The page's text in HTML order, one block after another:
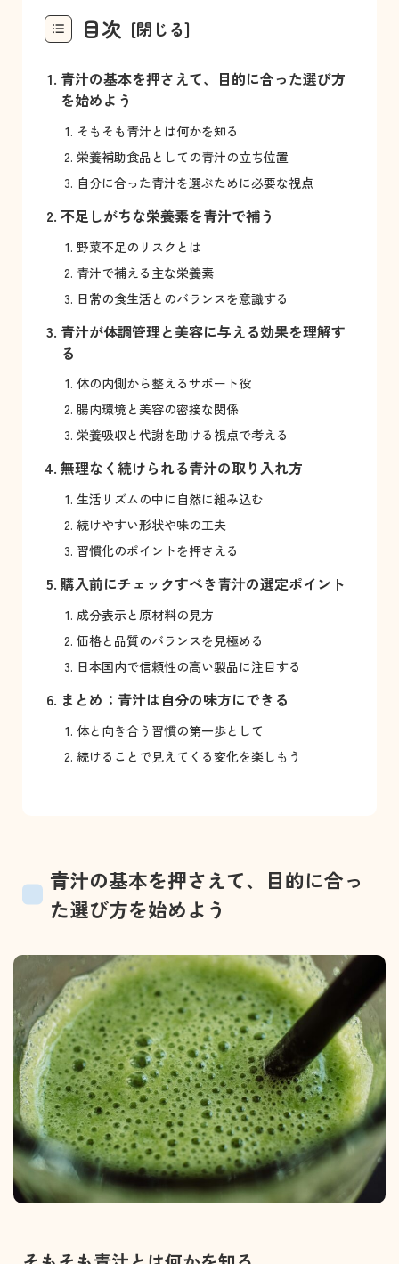
目次
青汁の基本を押さえて、目的に合った選び方
を始めよう
そもそも青汁とは何かを知る
栄養補助食品としての青汁の立ち位置
自分に合った青汁を選ぶために必要な視点
不足しがちな栄養素を青汁で補う
野菜不足のリスクとは
青汁で補える主な栄養素
日常の食生活とのバランスを意識する
青汁が体調管理と美容に与える効果を理解す
る
体の内側から整えるサポート役
腸内環境と美容の密接な関係
栄養吸収と代謝を助ける視点で考える
無理なく続けられる青汁の取り入れ方
生活リズムの中に自然に組み込む
続けやすい形状や味の工夫
習慣化のポイントを押さえる
購入前にチェックすべき青汁の選定ポイント
成分表示と原材料の見方
価格と品質のバランスを見極める
日本国内で信頼性の高い製品に注目する
まとめ：青汁は自分の味方にできる
体と向き合う習慣の第一歩として
続けることで見えてくる変化を楽しもう
青汁の基本を押さえて、目的に合っ
た選び方を始めよう